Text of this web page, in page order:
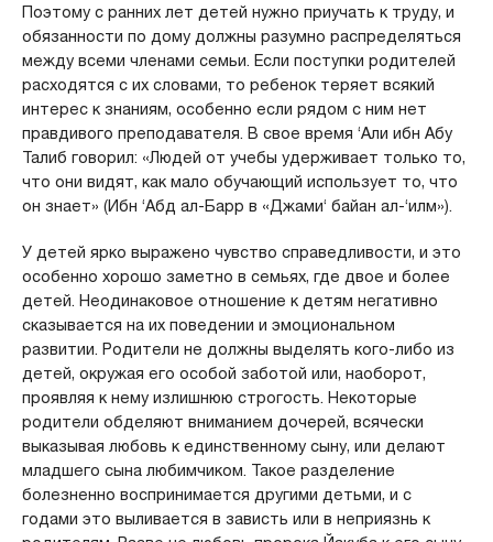
Поэтому с ранних лет детей нужно приучать к труду, и
обязанности по дому должны разумно распределяться
между всеми членами семьи. Если поступки родителей
расходятся с их словами, то ребенок теряет всякий
интерес к знаниям, особенно если рядом с ним нет
правдивого преподавателя. В свое время ‘Али ибн Абу
Талиб говорил: «Людей от учебы удерживает только то,
что они видят, как мало обучающий использует то, что
он знает» (Ибн ‘Абд ал-Барр в «Джами‘ байан ал-‘илм»).
У детей ярко выражено чувство справедливости, и это
особенно хорошо заметно в семьях, где двое и более
детей. Неодинаковое отношение к детям негативно
сказывается на их поведении и эмоциональном
развитии. Родители не должны выделять кого-либо из
детей, окружая его особой заботой или, наоборот,
проявляя к нему излишнюю строгость. Некоторые
родители обделяют вниманием дочерей, всячески
выказывая любовь к единственному сыну, или делают
младшего сына любимчиком. Такое разделение
болезненно воспринимается другими детьми, и с
годами это выливается в зависть или в неприязнь к